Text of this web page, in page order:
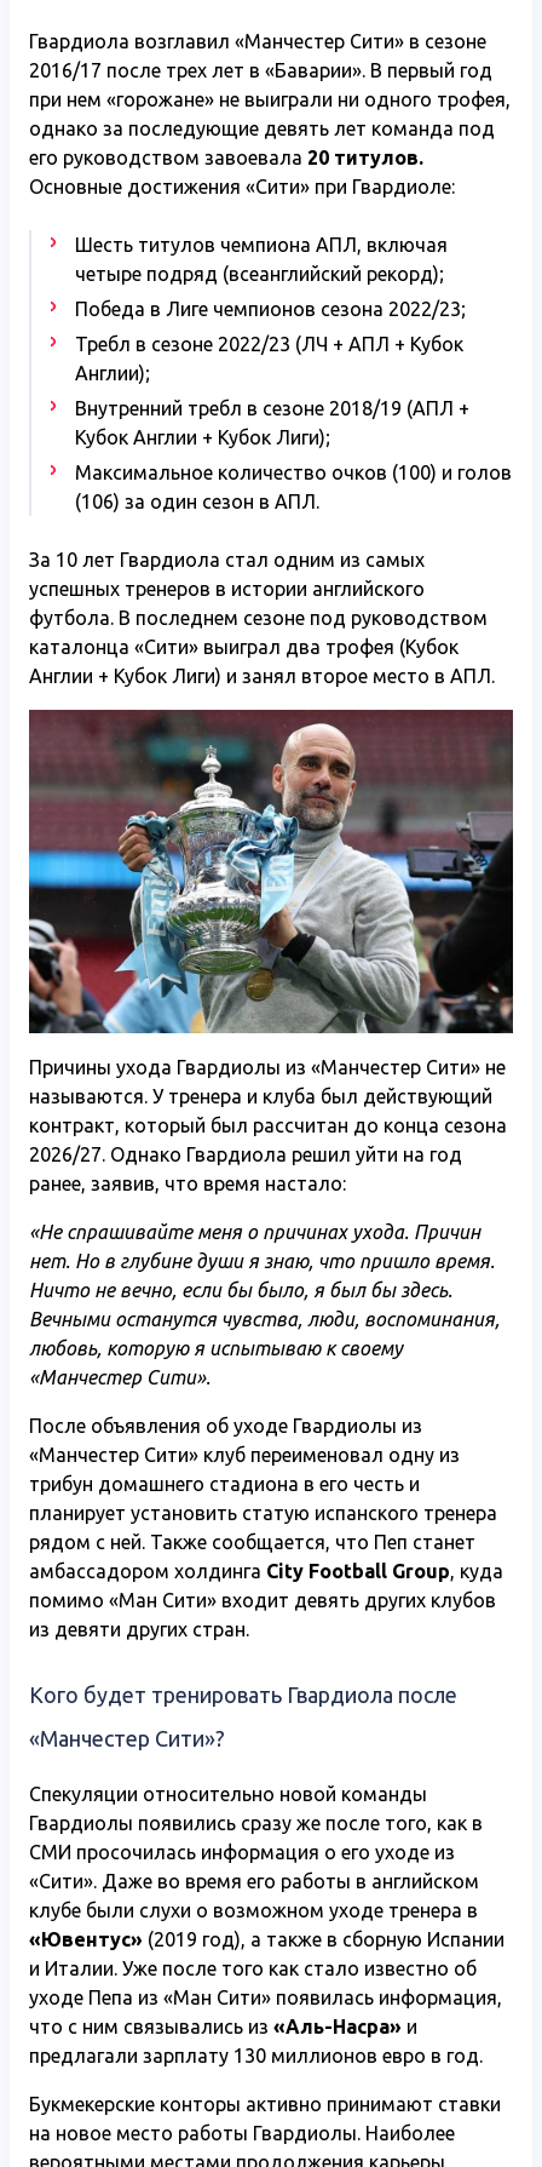
Гвардиола возглавил «Манчестер Сити» в сезоне
2016/17 после трех лет в «Баварии». В первый год
при нем «горожане» не выиграли ни одного трофея,
однако за последующие девять лет команда под
его руководством завоевала 20 титулов.
Основные достижения «Сити» при Гвардиоле:
Шесть титулов чемпиона АПЛ, включая
четыре подряд (всеанглийский рекорд);
Победа в Лиге чемпионов сезона 2022/23;
Требл в сезоне 2022/23 (ЛЧ + АПЛ + Кубок
Англии);
Внутренний требл в сезоне 2018/19 (АПЛ +
Кубок Англии + Кубок Лиги);
Максимальное количество очков (100) и голов
(106) за один сезон в АПЛ.
За 10 лет Гвардиола стал одним из самых
успешных тренеров в истории английского
футбола. В последнем сезоне под руководством
каталонца «Сити» выиграл два трофея (Кубок
Англии + Кубок Лиги) и занял второе место в АПЛ .
Причины ухода Гвардиолы из «Манчестер Сити» не
называются. У тренера и клуба был действующий
контракт, который был рассчитан до конца сезона
2026/27. Однако Гвардиола решил уйти на год
ранее, заявив, что время настало:
«Не спрашивайте меня о причинах ухода. Причин
нет. Но в глубине души я знаю, что пришло время.
Ничто не вечно, если бы было, я был бы здесь.
Вечными останутся чувства, люди, воспоминания,
любовь, которую я испытываю к своему
«Манчестер Сити».
После объявления об уходе Гвардиолы из
«Манчестер Сити» клуб переименовал одну из
трибун домашнего стадиона в его честь и
планирует установить статую испанского тренера
рядом с ней. Также сообщается, что Пеп станет
амбассадором холдинга City Football Group, куда
помимо «Ман Сити» входит девять других клубов
из девяти других стран.
Кого будет тренировать Гвардиола после
«Манчестер Сити»?
Спекуляции относительно новой команды
Гвардиолы появились сразу же после того, как в
СМИ просочилась информация о его уходе из
«Сити». Даже во время его работы в английском
клубе были слухи о возможном уходе тренера в
«Ювентус» (2019 год), а также в сборную Испании
и Италии. Уже после того как стало известно об
уходе Пепа из «Ман Сити» появилась информация,
что с ним связывались из «Аль-Насра» и
предлагали зарплату 130 миллионов евро в год.
Букмекерские конторы активно принимают ставки
на новое место работы Гвардиолы. Наиболее
вероятными местами продолжения карьеры